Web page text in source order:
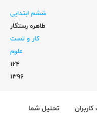
ششم ابتدایی
طاهره رستگار
کار و تست
علوم
124
1396
تحلیل شما